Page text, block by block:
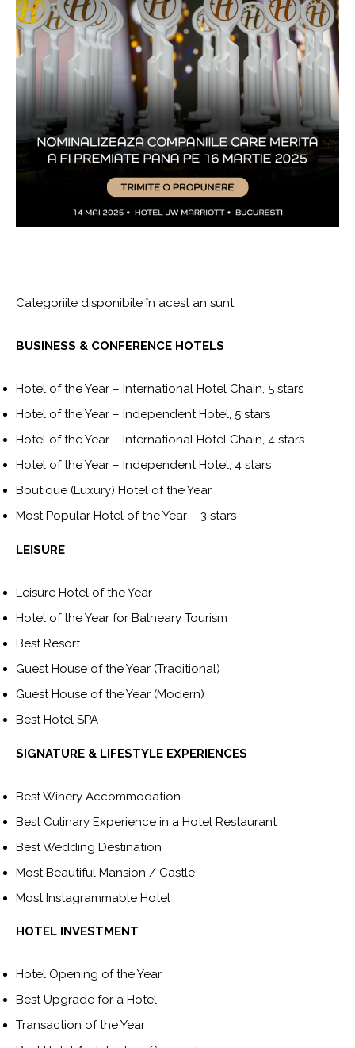
Categoriile disponibile în acest an sunt:
BUSINESS & CONFERENCE HOTELS
Hotel of the Year – International Hotel Chain, 5 stars
Hotel of the Year – Independent Hotel, 5 stars
Hotel of the Year – International Hotel Chain, 4 stars
Hotel of the Year – Independent Hotel, 4 stars
Boutique (Luxury) Hotel of the Year
Most Popular Hotel of the Year – 3 stars
LEISURE
Leisure Hotel of the Year
Hotel of the Year for Balneary Tourism
Best Resort
Guest House of the Year (Traditional)
Guest House of the Year (Modern)
Best Hotel SPA
SIGNATURE & LIFESTYLE EXPERIENCES
Best Winery Accommodation
Best Culinary Experience in a Hotel Restaurant
Best Wedding Destination
Most Beautiful Mansion / Castle
Most Instagrammable Hotel
HOTEL INVESTMENT
Hotel Opening of the Year
Best Upgrade for a Hotel
Transaction of the Year